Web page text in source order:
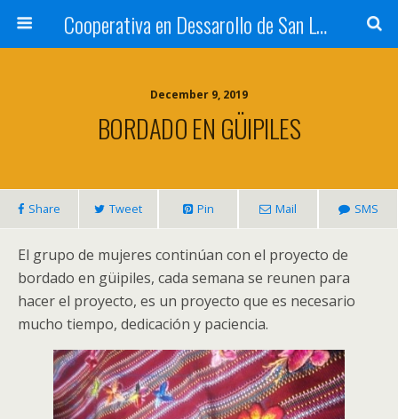
Cooperativa en Dessarollo de San Luis
December 9, 2019
BORDADO EN GÜIPILES
Share Tweet Pin Mail SMS
El grupo de mujeres continúan con el proyecto de
bordado en güipiles, cada semana se reunen para
hacer el proyecto, es un proyecto que es necesario
mucho tiempo, dedicación y paciencia.